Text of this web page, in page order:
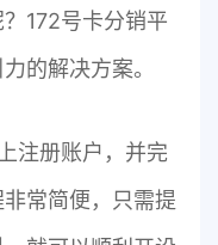
172号卡分销平
的解决方案。
注册账户，并完
常简便，只需提